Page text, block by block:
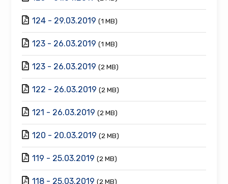
124 - 29.03.2019 (1 MB)
123 - 26.03.2019 (1 MB)
123 - 26.03.2019 (2 MB)
122 - 26.03.2019 (2 MB)
121 - 26.03.2019 (2 MB)
120 - 20.03.2019 (2 MB)
119 - 25.03.2019 (2 MB)
118 - 25.03.2019 (2 MB)